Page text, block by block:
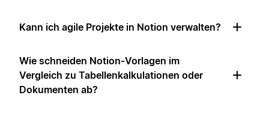
Kann ich agile Projekte in Notion verwalten?
Wie schneiden Notion-Vorlagen im
Vergleich zu Tabellenkalkulationen oder
Dokumenten ab?